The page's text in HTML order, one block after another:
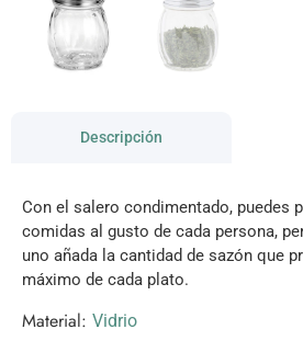
Descripción
Con el salero condimentado, puedes
comidas al gusto de cada persona,
uno añada la cantidad de sazón que
máximo de cada plato.
Material: Vidrio